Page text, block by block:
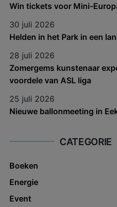
Win tickets voor Mini-
30 juli 2026
Helden in het Park in een
28 juli 2026
Zomergems kunstenaar
voordele van ASL liga
25 juli 2026
Nieuwe ballonmeeting in
CATEGORIE
Boeken
Energie
Event